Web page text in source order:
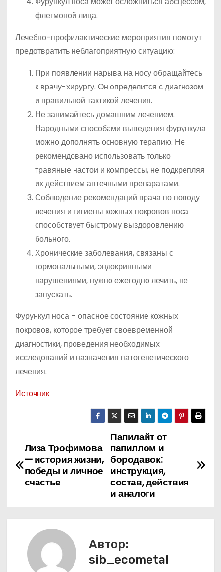
флегмоной лица.
Лечебно-профилактические мероприятия помогут
предотвратить неблагоприятную ситуацию:
При появлении нарыва на носу обращайтесь
к врачу-хирургу. Он определится с диагнозом
и правильной тактикой лечения.
Не занимайтесь домашним лечением.
Народными способами выведения фурункула
можно дополнять основную терапию. Не
рекомендовано использовать только
травяные настои и компрессы, не подкрепляя
их действием аптечными препаратами.
Соблюдение рекомендаций врача по поводу
лечения и гигиены кожных покровов носа
способствует быстрому выздоровлению
больного.
Хронические заболевания, связаны с
гормональными, эндокринными
нарушениями, нужно ежегодно лечить, не
запускать.
Фурункул носа – опасное состояние кожных
покровов, которое требует своевременной
диагностики, проведения необходимых
исследований и назначения патогенетического
лечения.
Источник
Н
а
г
Папилайт от
папиллом и
бородавок:
инструкция,
состав, действия
и аналоги
Лиза Трофимова
— история жизни,
победы и личное
счастье
Автор:
sib_ecometal